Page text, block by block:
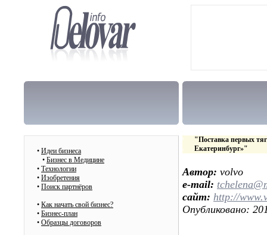
• Идеи бизнеса
• Бизнес в Медицине
• Технологии
• Изобретения
• Поиск партнёров
• Как начать свой бизнес?
• Бизнес-план
• Образцы договоров
"Поставка первых
Екатеринбург»"
Автор: volvo
e-mail:
сайт: http://
Опубликовано: